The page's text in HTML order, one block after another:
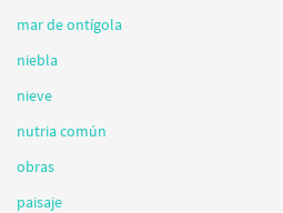
mar de ontígola
niebla
nieve
nutria común
obras
paisaje